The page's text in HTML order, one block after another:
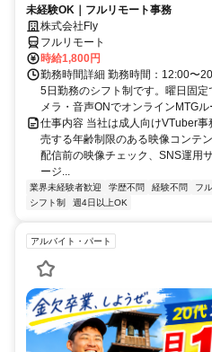
未経験OK｜フルリモート事務
株式会社Fly
フルリモート
時給1,800円
勤務時間詳細 勤務時間：12:00〜
5日勤務のシフト制です。曜日固
メラ・音声ONでオンラインMTG
仕事内容 当社は成人向けVTuber
売する年齢制限のある映像コンテ
配信前の映像チェック、SNS運用
ージ...
業界未経験者歓迎 学歴不問 経験不問 フ
シフト制
週4日以上OK
アルバイト・パート